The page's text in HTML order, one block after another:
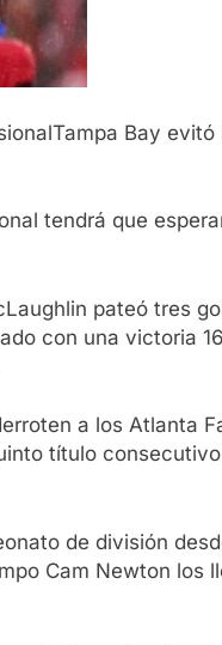
Bay evitó
tendrá que
pateó tres
con una victoria
a los Atlanta
título
de división
Cam Newton los